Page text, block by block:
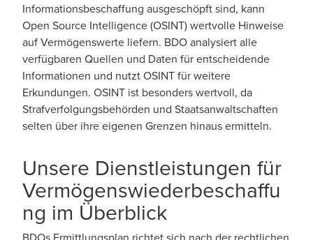
Informationsbeschaffung ausgeschöpft sind, kann
Open Source Intelligence (OSINT) wertvolle Hinweise
auf Vermögenswerte liefern. BDO analysiert alle
verfügbaren Quellen und Daten für entscheidende
Informationen und nutzt OSINT für weitere
Erkundungen. OSINT ist besonders wertvoll, da
Strafverfolgungsbehörden und Staatsanwaltschaften
selten über ihre eigenen Grenzen hinaus ermitteln.
Unsere Dienstleistungen für
Vermögenswiederbeschaffu
ng im Überblick